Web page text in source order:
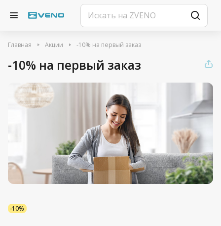
Главная Акции -10% на первый заказ
-10% на первый заказ
-10%